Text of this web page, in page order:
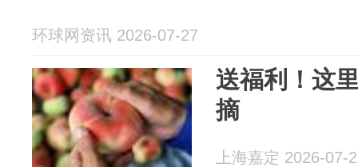
环球网资讯 2026-07-27
送福利！这
摘
上海嘉定 2026-07-